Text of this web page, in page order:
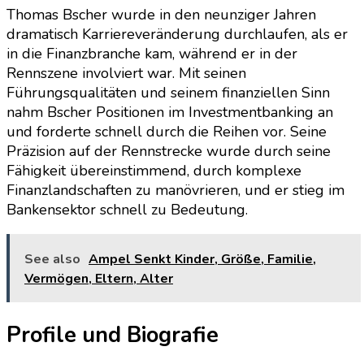
Thomas Bscher wurde in den neunziger Jahren
dramatisch Karriereveränderung durchlaufen, als er
in die Finanzbranche kam, während er in der
Rennszene involviert war. Mit seinen
Führungsqualitäten und seinem finanziellen Sinn
nahm Bscher Positionen im Investmentbanking an
und forderte schnell durch die Reihen vor. Seine
Präzision auf der Rennstrecke wurde durch seine
Fähigkeit übereinstimmend, durch komplexe
Finanzlandschaften zu manövrieren, und er stieg im
Bankensektor schnell zu Bedeutung.
See also Ampel Senkt Kinder, Größe, Familie,
Vermögen, Eltern, Alter
Profile und Biografie